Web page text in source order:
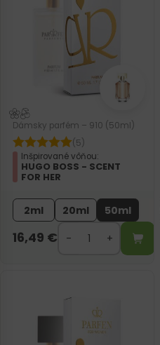
Dámsky parfém – 910 (50ml)
(5)
Inšpirované vôňou:
HUGO BOSS - SCENT
FOR HER
2ml 20ml 50ml
16,49 €